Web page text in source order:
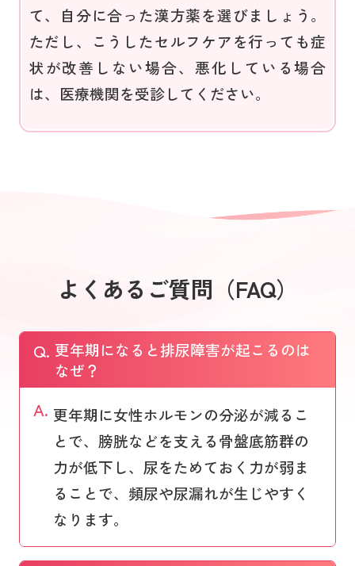
て、自分に合った漢方薬を選びましょう。
ただし、こうしたセルフケアを行っても症
状が改善しない場合、悪化している場合
は、医療機関を受診してください。
よくあるご質問（FAQ）
Q. 更年期になると排尿障害が起こるのは
なぜ？
A. 更年期に女性ホルモンの分泌が減るこ
とで、膀胱などを支える骨盤底筋群の
力が低下し、尿をためておく力が弱ま
ることで、頻尿や尿漏れが生じやすく
なります。